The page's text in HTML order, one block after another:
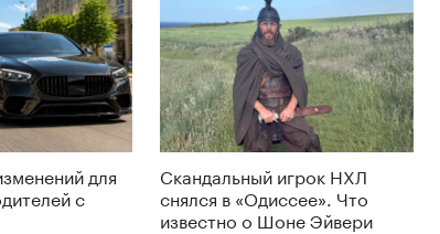
для
с
Скандальный игрок НХЛ
снялся в «Одиссее». Что
известно о Шоне Эйвери